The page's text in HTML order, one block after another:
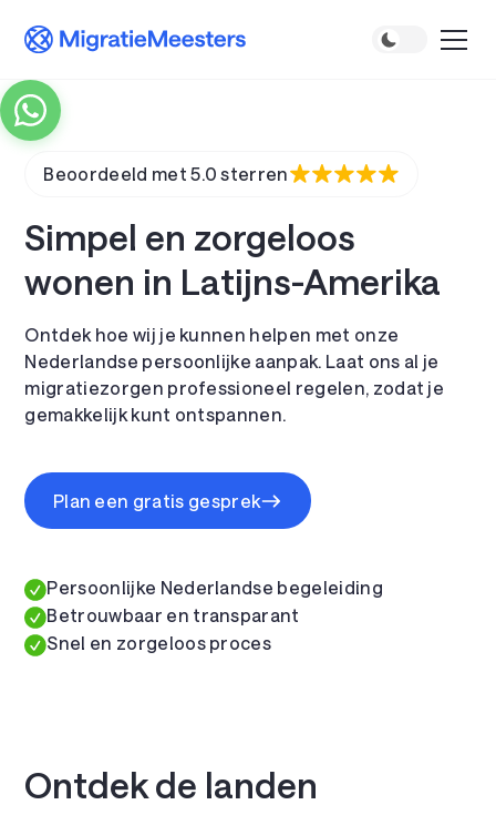
Beoordeeld met 5.0 sterren
Simpel en zorgeloos
wonen in Latijns-Amerika
Ontdek hoe wij je kunnen helpen met onze
Nederlandse persoonlijke aanpak. Laat ons al je
migratiezorgen professioneel regelen, zodat je
gemakkelijk kunt ontspannen.
Plan een gratis gesprek
Persoonlijke Nederlandse begeleiding
Betrouwbaar en transparant
Snel en zorgeloos proces
Ontdek de landen